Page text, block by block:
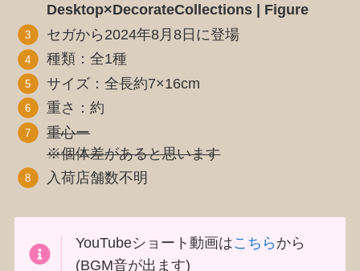
Desktop×DecorateCollections | Figure
セガから2024年8月8日に登場
種類：全1種
サイズ：全長約7×16cm
重さ：約
重心ー
※個体差があると思います
入荷店舗数不明
YouTubeショート動画はこちら から
(BGM音が出ます)